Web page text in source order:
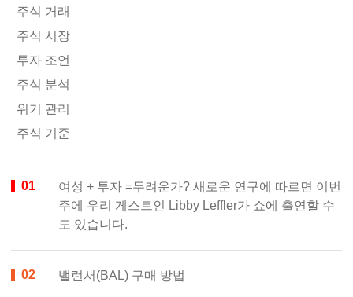
주식 거래
주식 시장
투자 조언
주식 분석
위기 관리
주식 기준
여성 + 투자 =두려운가? 새로운 연구에 따르면 이번
주에 우리 게스트인 Libby Leffler가 쇼에 출연할 수
도 있습니다.
밸런서(BAL) 구매 방법